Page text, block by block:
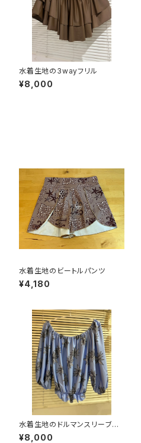
水着生地の3wayフリル
¥8,000
水着生地のビートルパンツ
¥4,180
水着生地のドルマンスリーブトッ
プス
¥8,000